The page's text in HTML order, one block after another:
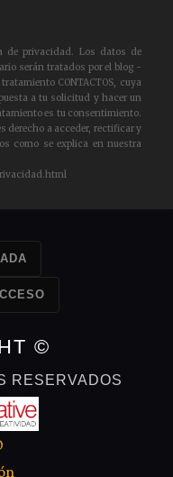
de privacidad. Los datos de
serán tratados por el blog -
CONTACTOS, cuya
a tu solicitud y hacer un
es tu consentimiento.
derecho a acceder, rectificar y
como se explica en nuestra
©
RESERVADOS